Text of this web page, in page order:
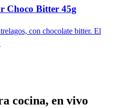
Choco Bitter 45g
con chocolate bitter. El
cocina, en vivo